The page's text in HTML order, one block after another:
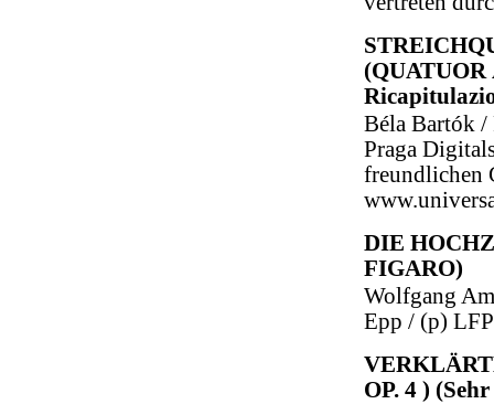
(QUATUOR
Béla Bartók /
Praga
freundlichen
DIE
FIGARO)
Wolfgang
Epp / (p)
OP. 4 )